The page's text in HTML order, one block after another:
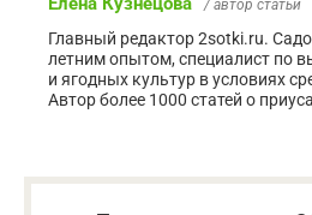
/ автор статьи
Главный редактор 2sotki.ru.
летним опытом, специалист по
и ягодных культур в условиях
Автор более 1000 статей о